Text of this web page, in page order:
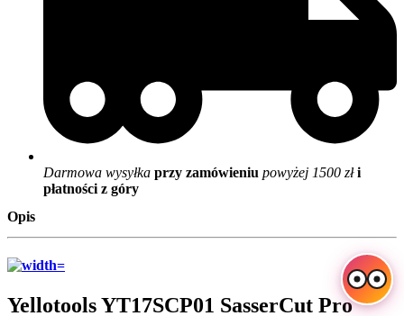
Darmowa wysyłka przy zamówieniu powyżej 1500 złi
płatności z góry
Opis
Yellotools YT17SCP01 SasserCut Pro